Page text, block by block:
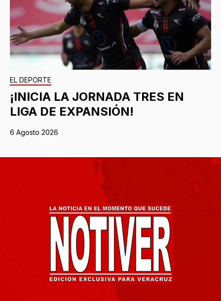
EL DEPORTE
¡INICIA LA JORNADA TRES EN
LIGA DE EXPANSIÓN!
6 Agosto 2026